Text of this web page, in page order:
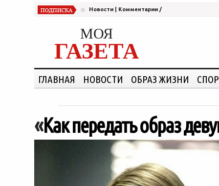
Новости Комментарии /
МОЯ
ГАЗЕТА
ГЛАВНАЯ НОВОСТИ ОБРАЗ ЖИЗНИ
«Как передать образ